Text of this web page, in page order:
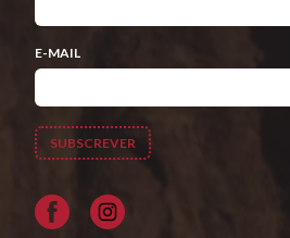
E-MAIL
Facebook